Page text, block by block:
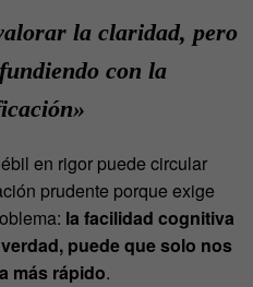
la claridad, pero
con la
en rigor puede circular
prudente porque exige
la facilidad cognitiva
puede que solo nos
más rápido.